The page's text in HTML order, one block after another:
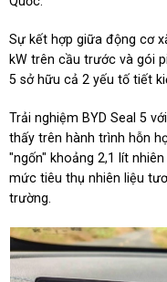
Sự kết hợp giữa động cơ
kW trên cầu trước và gói
5 sở hữu cả 2 yếu tố tiết
Trải nghiệm BYD Seal 5
thấy trên hành trình hỗn
"ngốn" khoảng 2,1 lít
mức tiêu thụ nhiên liệu
trường.